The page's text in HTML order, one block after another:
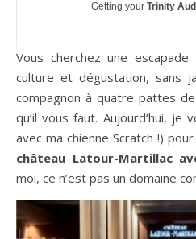
Getting your Trinity
Vous cherchez une escapade girondine qui allie nature,
culture et dégustation, sans
compagnon à quatre pattes
qu’il vous faut. Aujourd’hui, je
avec ma chienne Scratch !)
château Latour-Martillac
moi, ce n’est pas un domaine